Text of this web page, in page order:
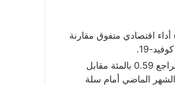
اقتصادي متفوق مقارنة
19.
يعد الاحتياطي الصيني هو الأضخم في العالم، كان اليوان الصيني تراجع 0.59 بالمئة مقابل
فبراير/ شباط، بينما ارتفعت العملة الأميركية 0.43% الشهر الماضي أمام سلة